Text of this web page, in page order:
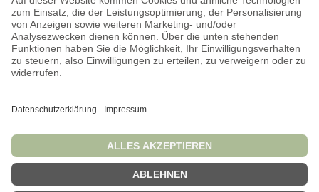
Offizieller Onlineshop für Privatkunden. Alle Preise inkl. gesetzl.
Wir sind stets bemüht, aktuelle und vollständige Informationen auf
Vollständigkeit oder Eignung der Informationen für bestimmte